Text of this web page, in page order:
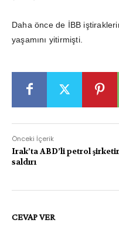
Daha önce de İBB
yaşamını yitirmişti.
Önceki İçerik
Irak’ta ABD’li petrol
saldırı
CEVAP VER